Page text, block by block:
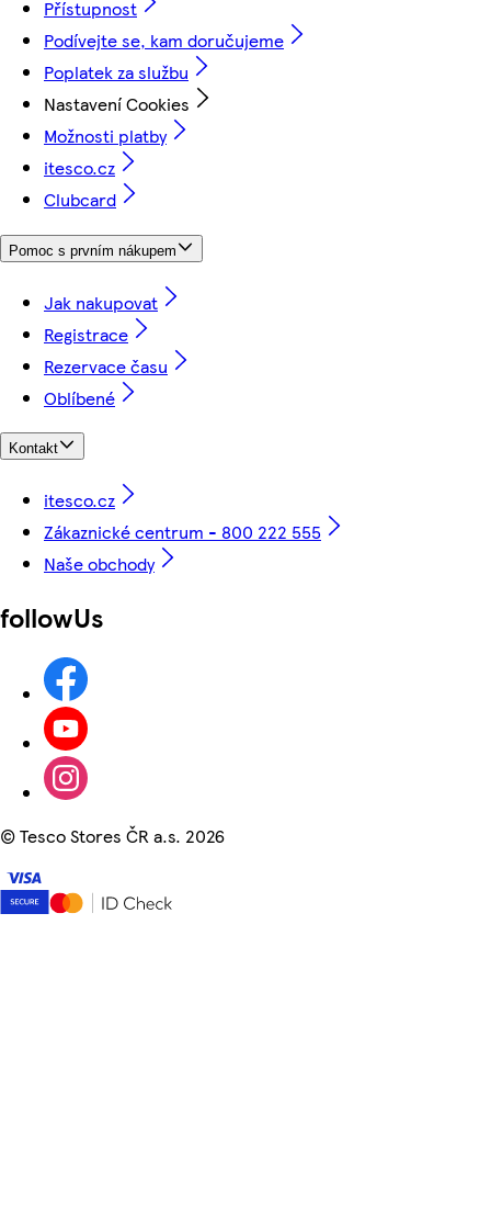
Přístupnost
Podívejte se, kam doručujeme
Poplatek za službu
Nastavení Cookies
Možnosti platby
itesco.cz
Clubcard
Pomoc s prvním nákupem
Jak nakupovat
Registrace
Rezervace času
Oblíbené
Kontakt
itesco.cz
Zákaznické centrum - 800 222 555
Naše obchody
followUs
©Tesco Stores ČR a.s. 2026